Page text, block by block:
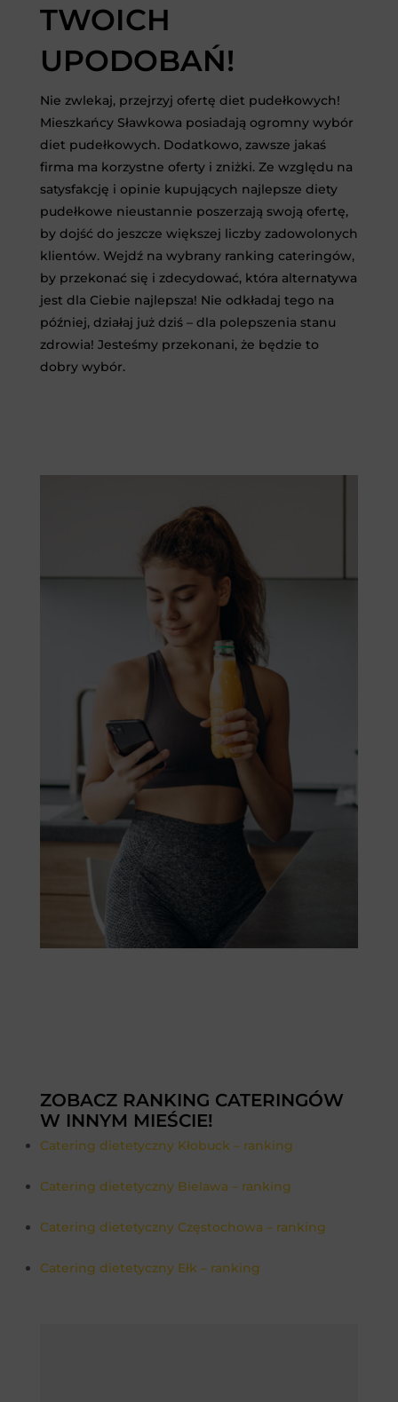
TWOICH
UPODOBAŃ!
Nie zwlekaj, przejrzyj ofertę diet pudełkowych!
Mieszkańcy Sławkowa posiadają ogromny wybór
diet pudełkowych. Dodatkowo, zawsze jakaś
firma ma korzystne oferty i zniżki. Ze względu na
satysfakcję i opinie kupujących najlepsze diety
pudełkowe nieustannie poszerzają swoją ofertę,
by dojść do jeszcze większej liczby zadowolonych
klientów. Wejdź na wybrany ranking cateringów,
by przekonać się i zdecydować, która alternatywa
jest dla Ciebie najlepsza! Nie odkładaj tego na
później, działaj już dziś – dla polepszenia stanu
zdrowia! Jesteśmy przekonani, że będzie to
dobry wybór.
ZOBACZ RANKING CATERINGÓW
W INNYM MIEŚCIE!
Catering dietetyczny Kłobuck – ranking
Catering dietetyczny Bielawa – ranking
Catering dietetyczny Częstochowa – ranking
Catering dietetyczny Ełk – ranking